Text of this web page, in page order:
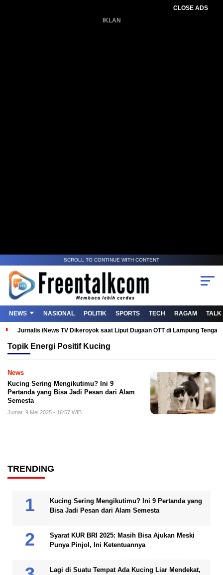
CLOSE ADS
IKLAN
SCROLL TO CONTINUE WITH CONTENT
NEWS NASIONAL POLITIK SPORTS TECH RAGAM TALK
Jurnalis iNews TV Dikeroyok saat Liput Dugaan OTT di Lampung
Topik Energi Positif Kucing
News
Kucing Sering Mengikutimu? Ini 9
Pertanda yang Bisa Jadi Pesan dari Alam
Semesta
Jumat, 9 Mei 2025 - 16:57 WIB
TRENDING
Kucing Sering Mengikutimu? Ini 9 Pertanda yang
Bisa Jadi Pesan dari Alam Semesta
Syarat KUR BRI 2025: Masih Bisa Ajukan Meski
Punya Pinjol, Ini Ketentuannya
Lagi di Suatu Tempat Ada Kucing Liar Mendekat,